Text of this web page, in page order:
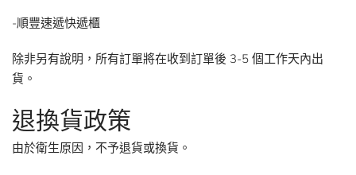
-順豐速遞快遞櫃
除非另有說明，所有訂單將在收到訂單後 3-5 個工作天內出
貨。
退換貨政策
由於衛生原因，不予退貨或換貨。